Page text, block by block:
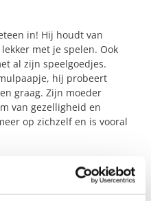
in! Hij houdt van
met je spelen. Ook
al zijn speelgoedjes.
hij probeert
graag. Zijn moeder
van gezelligheid en
op zichzelf en is vooral
misschien wel in
bij wie dit goed zou
vrijblijvend contact op.